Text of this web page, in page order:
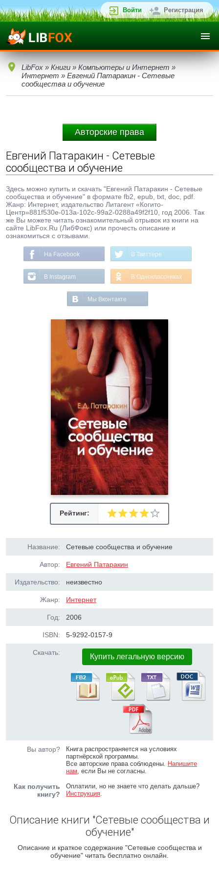
Войти Регистрация
LibFox » Книги » Компьютеры и Интернет »
Интернет » Евгений Патаракин - Сетевые
сообщества и обучение
Авторские права
Евгений Патаракин - Сетевые
сообщества и обучение
Здесь можно купить и скачать "Евгений Патаракин - Сетевые
сообщества и обучение" в формате fb2, epub, txt, doc, pdf.
Жанр: Интернет, издательство Литагент «Когито-
Центр»881f530e-013a-102c-99a2-0288a49f2f10, год 2006. Так
же Вы можете читать ознакомительный отрывок из книги на
сайте LibFox.Ru (ЛибФокс) или прочесть описание и
ознакомиться с отзывами.
На Facebook В Твиттере
В Instagram В Одноклассниках
Мы Вконтакте
Рейтинг:
Название: Сетевые сообщества и обучение
Автор: Евгений Патаракин
Издательство: неизвестно
Жанр: Интернет
Год: 2006
ISBN: 5-9292-0157-9
Скачать: Купить легальную версию
Вы автор?
Книга распространяется на условиях
партнёрской программы.
Все авторские права соблюдены. Напишите
нам, если Вы не согласны.
Как получить
книгу?
Оплатили, но не знаете что делать дальше?
Инструкция.
Описание книги "Сетевые сообщества и
обучение"
Описание и краткое содержание "Сетевые сообщества и
обучение" читать бесплатно онлайн.